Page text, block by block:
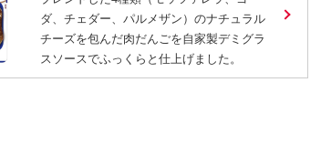
ダ、チェダー、パルメザン）のナチュラル
チーズを包んだ肉だんごを自家製デミグラ
スソースでふっくらと仕上げました。